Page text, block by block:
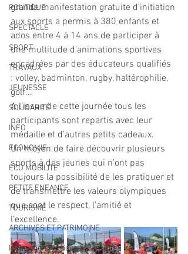
POLITIQUE
SPECTACLE
SPORT
TRAVAUX
JEUNESSE
SOLIDARITÉ
INFO
ECONOMIE
ECO MOBILITE
PETITE ENFANCE
TOURISME
ARCHIVES ET PATRIMOINE
Instruction Publique & Familles
grande manifestation gratuite d’initiation
aux sports a permis à 380 enfants et
ados entre 4 à 14 ans de participer à
une multitude d’animations sportives
encadrées par des éducateurs qualifiés
: volley, badminton, rugby, haltérophilie,
golf...
A l’issue de cette journée tous les
participants sont repartis avec leur
médaille et d’autres petits cadeaux.
Un moyen de faire découvrir plusieurs
sports à des jeunes qui n’ont pas
toujours la possibilité de les pratiquer et
de transmettre les valeurs olympiques
que sont le respect, l’amitié et
l’excellence.